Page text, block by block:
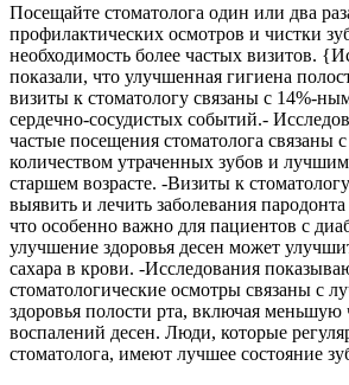
Посещайте стоматолога один или два
профилактических осмотров и чистки
необходимость более частых визитов.
показали, что улучшенная гигиена
визиты к стоматологу связаны с 14%-
сердечно-сосудистых событий.-
частые посещения стоматолога связаны
количеством утраченных зубов и
старшем возрасте. -Визиты к
выявить и лечить заболевания
что особенно важно для пациентов с
улучшение здоровья десен может
сахара в крови. -Исследования
стоматологические осмотры связаны с
здоровья полости рта, включая меньшую
воспалений десен. Люди, которые
стоматолога, имеют лучшее состояние